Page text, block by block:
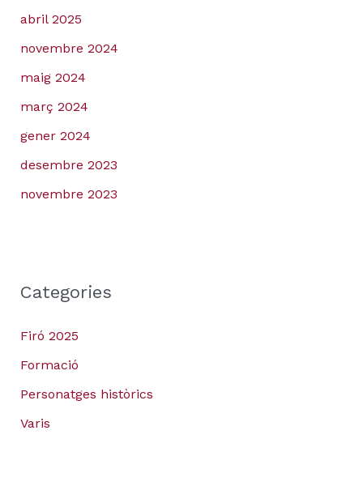
abril 2025
novembre 2024
maig 2024
març 2024
gener 2024
desembre 2023
novembre 2023
Categories
Firó 2025
Formació
Personatges històrics
Varis